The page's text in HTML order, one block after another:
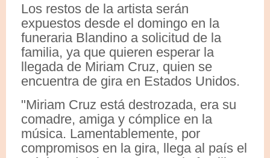
Los restos de la artista serán
expuestos desde el domingo en la
funeraria Blandino a solicitud de la
familia, ya que quieren esperar la
llegada de Miriam Cruz, quien se
encuentra de gira en Estados Unidos.
"Miriam Cruz está destrozada, era su
comadre, amiga y cómplice en la
música. Lamentablemente, por
compromisos en la gira, llega al país el